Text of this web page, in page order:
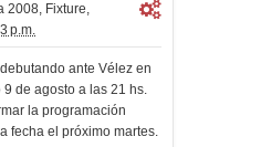
2008, Fixture,
p.m.
ante Vélez en
de agosto a las 21 hs.
la programación
fecha el próximo martes.